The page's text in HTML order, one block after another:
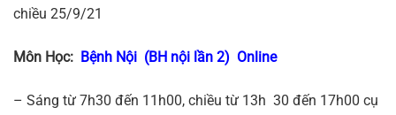
chiều 25/9/21
Môn Học: Bệnh Nội (BH nội lần 2) Online
– Sáng từ 7h30 đến 11h00, chiều từ 13h 30 đến 17h00 cụ